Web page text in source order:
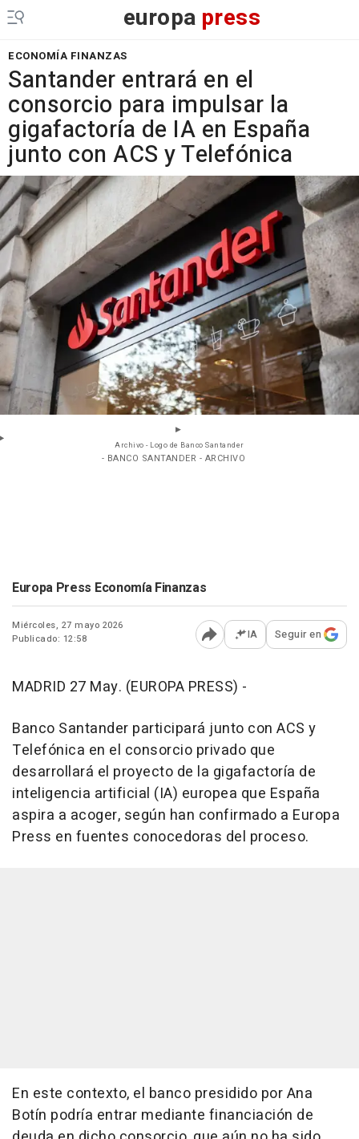
europa press
ECONOMÍA FINANZAS
Santander entrará en el
consorcio para impulsar la
gigafactoría de IA en España
junto con ACS y Telefónica
Archivo - Logo de Banco Santander
- BANCO SANTANDER - ARCHIVO
Europa Press Economía Finanzas
Miércoles, 27 mayo 2026
Publicado: 12:58
Abrir opciones para
IA Seguir en
MADRID 27 May. (EUROPA PRESS) -
Banco Santander participará junto con ACS y
Telefónica en el consorcio privado que
desarrollará el proyecto de la gigafactoría de
inteligencia artificial (IA) europea que España
aspira a acoger, según han confirmado a Europa
Press en fuentes conocedoras del proceso.
En este contexto, el banco presidido por Ana
Botín podría entrar mediante financiación de